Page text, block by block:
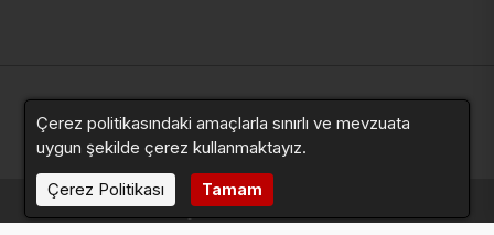
Yazarlar VideolarGalerilerAnketler
haberde.net © 2024. Tüm hakları saklıdır.
Çerez politikasındaki amaçlarla sınırlı ve mevzuata
uygun şekilde çerez kullanmaktayız.
Çerez Politikası
Tamam